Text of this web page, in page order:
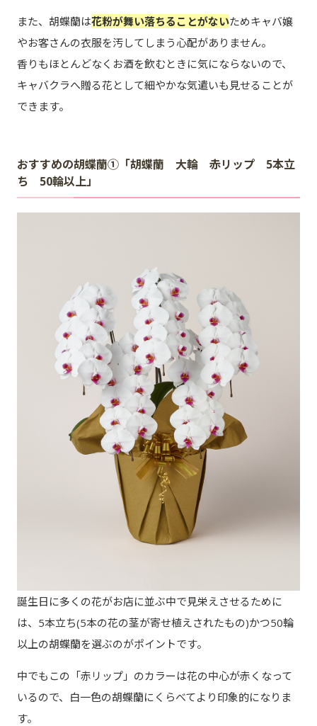
また、胡蝶蘭は花粉が舞い落ちることがないためキャバ嬢
やお客さんの衣服を汚してしまう心配がありません。
香りもほとんどなくお酒を飲むときに気にならないので、
キャバクラへ贈る花として細やかな気遣いも見せることが
できます。
おすすめの胡蝶蘭①「胡蝶蘭 大輪 赤リップ 5本立
ち 50輪以上」
誕生日に多くの花がお店に並ぶ中で見栄えさせるために
は、5本立ち(5本の花の茎が寄せ植えされたもの)かつ50輪
以上の胡蝶蘭を選ぶのがポイントです。
中でもこの「赤リップ」のカラーは花の中心が赤くなって
いるので、白一色の胡蝶蘭にくらべてより印象的になりま
す。